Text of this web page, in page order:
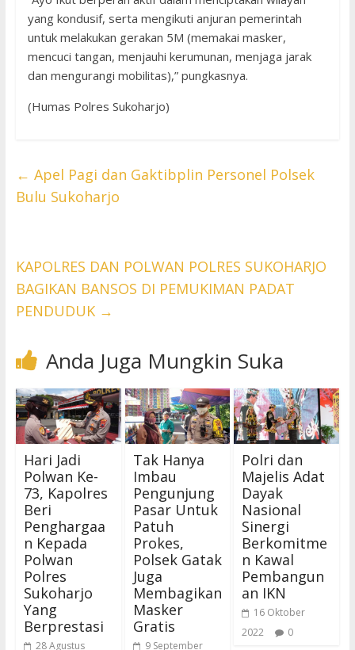
yang kondusif, serta mengikuti anjuran pemerintah
untuk melakukan gerakan 5M (memakai masker,
mencuci tangan, menjauhi kerumunan, menjaga jarak
dan mengurangi mobilitas),” pungkasnya.
(Humas Polres Sukoharjo)
← Apel Pagi dan Gaktibplin Personel Polsek
Bulu Sukoharjo
KAPOLRES DAN POLWAN POLRES SUKOHARJO
BAGIKAN BANSOS DI PEMUKIMAN PADAT
PENDUDUK →
Anda Juga Mungkin Suka
Hari Jadi
Polwan Ke-
73, Kapolres
Beri
Penghargaa
n Kepada
Polwan
Polres
Sukoharjo
Yang
Berprestasi
28 Agustus
Tak Hanya
Imbau
Pengunjung
Pasar Untuk
Patuh
Prokes,
Polsek Gatak
Juga
Membagikan
Masker
Gratis
9 September
Polri dan
Majelis Adat
Dayak
Nasional
Sinergi
Berkomitme
n Kawal
Pembangun
an IKN
16 Oktober
2022
0